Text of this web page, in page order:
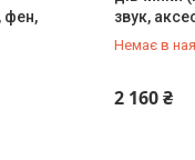
фен,
звук,
Немає в
2 160 ₴
0 (800)